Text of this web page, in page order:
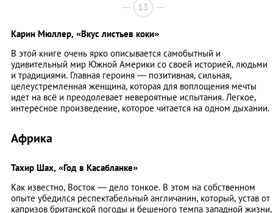
13
Карин Мюллер, «Вкус листьев коки»
В этой книге очень ярко описывается самобытный и
удивительный мир Южной Америки со своей историей, людьми
и традициями. Главная героиня — позитивная, сильная,
целеустремленная женщина, которая для воплощения мечты
идет на всё и преодолевает невероятные испытания. Легкое,
интересное произведение, которое читается на одном дыхании.
Африка
Тахир Шах, «Год в Касабланке»
Как известно, Восток — дело тонкое. В этом на собственном
опыте убедился респектабельный англичанин, который, устав от
капризов британской погоды и бешеного темпа западной жизни,